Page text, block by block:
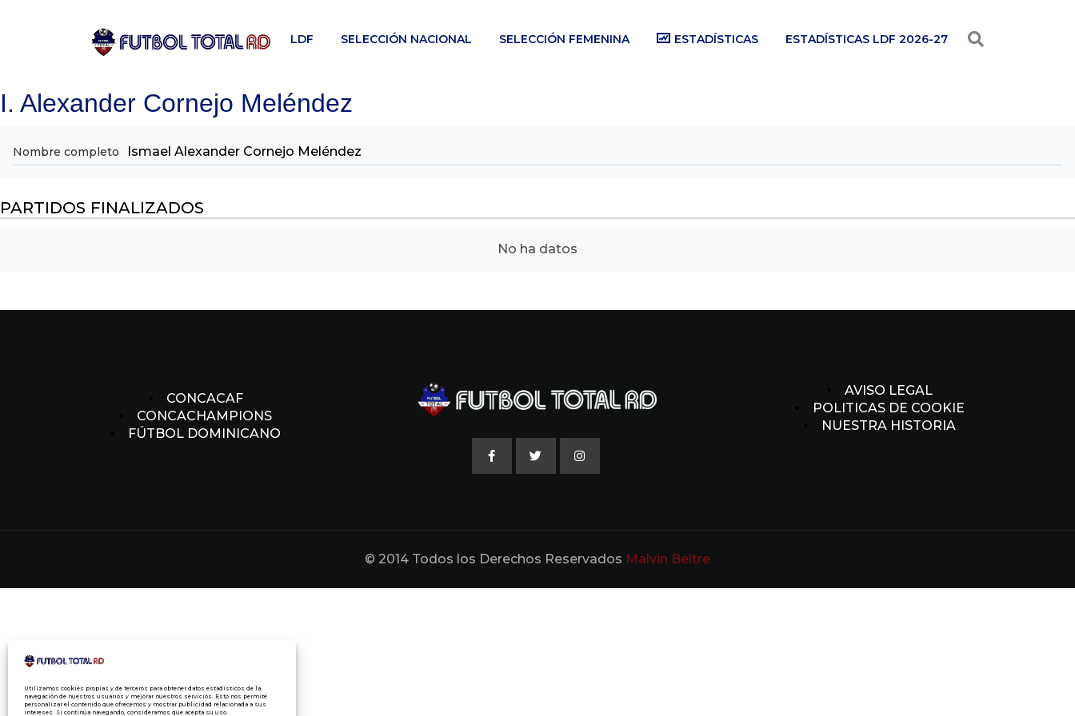
Utilizamos cookies propias y de terceros para obtener datos estadísticos de la
navegación de nuestros usuarios y mejorar nuestros servicios. Esto nos permite
personalizar el contenido que ofrecemos y mostrar publicidad relacionada a sus
intereses. Si continúa navegando, consideramos que acepta su uso.
LDF SELECCIÓN NACIONAL SELECCIÓN FEMENINA ESTADÍSTICAS ESTADÍSTICAS LDF 2026-27
I. Alexander Cornejo Meléndez
Nombre completo Ismael Alexander Cornejo Meléndez
PARTIDOS FINALIZADOS
No ha datos
CONCACAF
CONCACHAMPIONS
FÚTBOL DOMINICANO
AVISO LEGAL
POLITICAS DE COOKIE
NUESTRA HISTORIA
© 2014 Todos los Derechos Reservados Malvin Beltre